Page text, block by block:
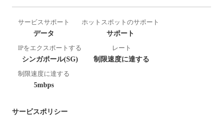
サービスサポート
データ
ホットスポットのサポート
サポート
IPをエクスポートする
シンガポール(SG)
レート
制限速度に達する
制限速度に達する
5mbps
サービスポリシー